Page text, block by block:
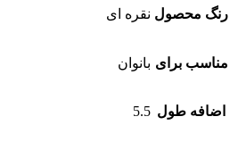
رنگ محصول نقره ای
مناسب برای بانوان
اضافه طول 5.5